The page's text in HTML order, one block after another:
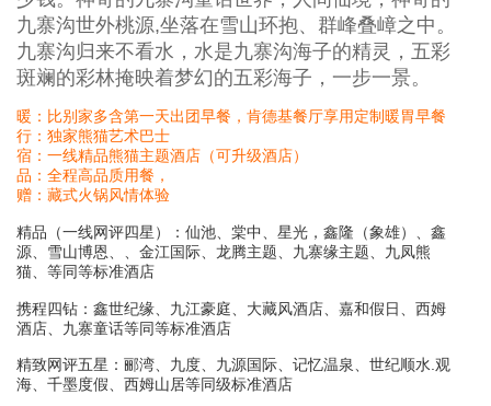
九寨沟世外桃源,坐落在雪山环抱、群峰叠嶂之中。
九寨沟归来不看水，水是九寨沟海子的精灵，五彩
斑斓的彩林掩映着梦幻的五彩海子，一步一景。
暖：比别家多含第一天出团早餐，肯德基餐厅享用定制暖胃早餐
行：独家熊猫艺术巴士
宿：一线精品熊猫主题酒店（可升级酒店）
品：全程高品质用餐，
赠：藏式火锅风情体验
精品（一线网评四星）：仙池、棠中、星光，鑫隆（象雄）、鑫
源、雪山博恩、、金江国际、龙腾主题、九寨缘主题、九凤熊
猫、等同等标准酒店
携程四钻：鑫世纪缘、九江豪庭、大藏风酒店、嘉和假日、西姆
酒店、九寨童话等同等标准酒店
精致网评五星：郦湾、九度、九源国际、记忆温泉、世纪顺水.观
海、千墨度假、西姆山居等同级标准酒店